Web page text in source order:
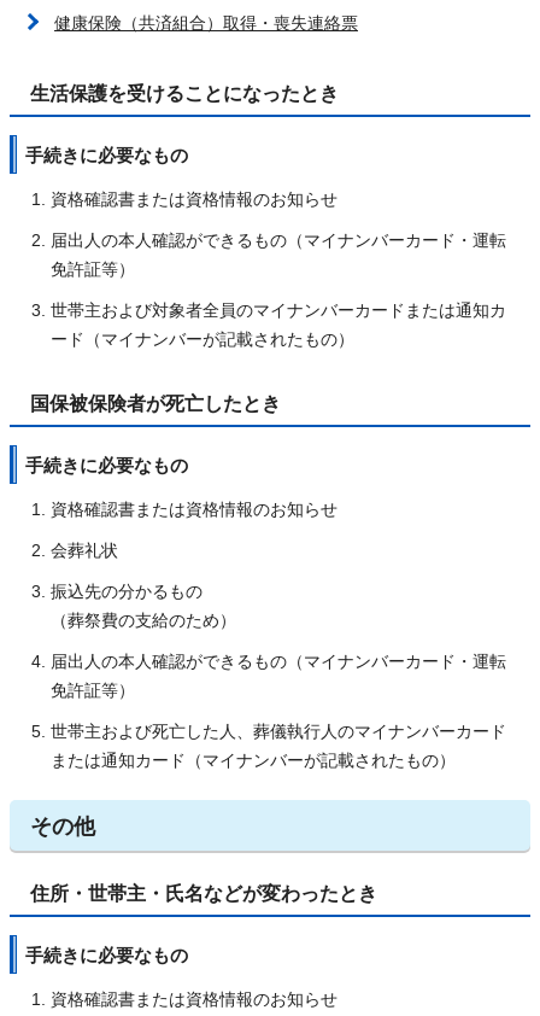
健康保険（共済組合）取得・喪失連絡票
生活保護を受けることになったとき
手続きに必要なもの
資格確認書または資格情報のお知らせ
届出人の本人確認ができるもの（マイナンバーカード・運転
免許証等）
世帯主および対象者全員のマイナンバーカードまたは通知カ
ード（マイナンバーが記載されたもの）
国保被保険者が死亡したとき
手続きに必要なもの
資格確認書または資格情報のお知らせ
会葬礼状
振込先の分かるもの
（葬祭費の支給のため）
届出人の本人確認ができるもの（マイナンバーカード・運転
免許証等）
世帯主および死亡した人、葬儀執行人のマイナンバーカード
または通知カード（マイナンバーが記載されたもの）
その他
住所・世帯主・氏名などが変わったとき
手続きに必要なもの
資格確認書または資格情報のお知らせ